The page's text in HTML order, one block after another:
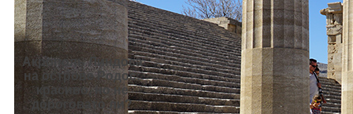
Акрополь Линдоса
на острове Родос:
красиво, но не
дороговато ли?